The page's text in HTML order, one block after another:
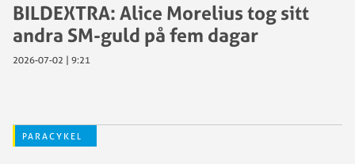
BILDEXTRA: Alice Morelius tog sitt
andra SM-guld på fem dagar
2026-07-02 | 9:21
PARACYKEL